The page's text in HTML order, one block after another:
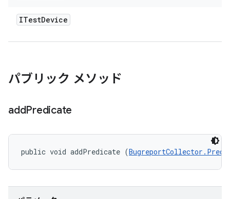
ITestDevice
パブリック メソッド
addPredicate
public void addPredicate (